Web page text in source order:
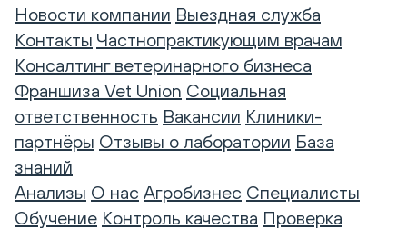
Новости компании Выездная служба
Контакты Частнопрактикующим врачам
Консалтинг ветеринарного бизнеса
Франшиза Vet Union Социальная
ответственность Вакансии Клиники-
партнёры Отзывы о лаборатории База
знаний
Анализы О нас Агробизнес Специалисты
Обучение Контроль качества Проверка